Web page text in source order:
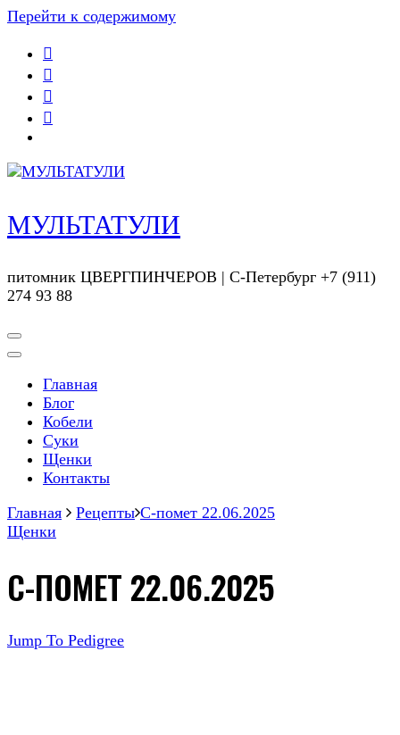
Перейти к содержимому
МУЛЬТАТУЛИ
питомник ЦВЕРГПИНЧЕРОВ | С-Петербург +7 (911)
274 93 88
Главная
Блог
Кобели
Суки
Щенки
Контакты
Главная
Рецепты С-помет 22.06.2025
Щенки
С-ПОМЕТ 22.06.2025
Jump To Pedigree